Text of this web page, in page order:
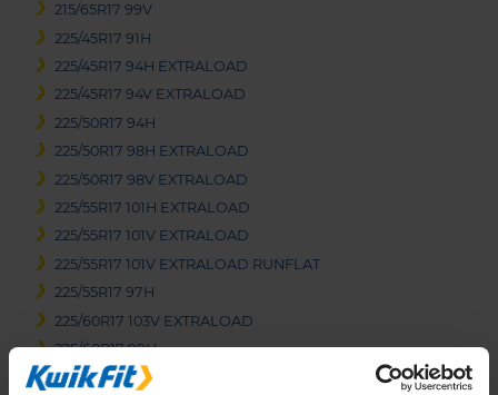
215/65R17 99V
225/45R17 91H
225/45R17 94H EXTRALOAD
225/45R17 94V EXTRALOAD
225/50R17 94H
225/50R17 98H EXTRALOAD
225/50R17 98V EXTRALOAD
225/55R17 101H EXTRALOAD
225/55R17 101V EXTRALOAD
225/55R17 101V EXTRALOAD RUNFLAT
225/55R17 97H
225/60R17 103V EXTRALOAD
225/60R17 99H
225/65R17 102H